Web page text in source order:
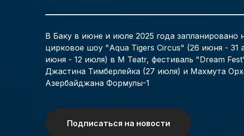
В Баку в июне и июле 2025 года запланировано
цирковое шоу "Aqua Tigers Circus" (26 июня - 31
июня - 12 июля) в M Teatr, фестиваль "Dream
Джастина Тимберлейка (27 июля) и Махмута
Азербайджана Формулы-1
Подписаться на новости